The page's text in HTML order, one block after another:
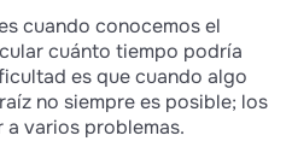
cuando conocemos el
cuánto tiempo podría
es que cuando algo
no siempre es posible; los
a varios problemas.